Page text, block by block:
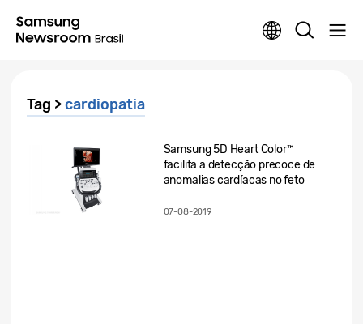
Tag >cardiopatia
Samsung 5D Heart Color™
facilita a detecção precoce de
anomalias cardíacas no feto
07-08-2019